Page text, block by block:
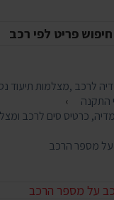
חיפוש פריט לפי רכב
לרכב ,מצלמות תיעוד
התקנה
כרטיס סים לרכב
על מספר הרכב